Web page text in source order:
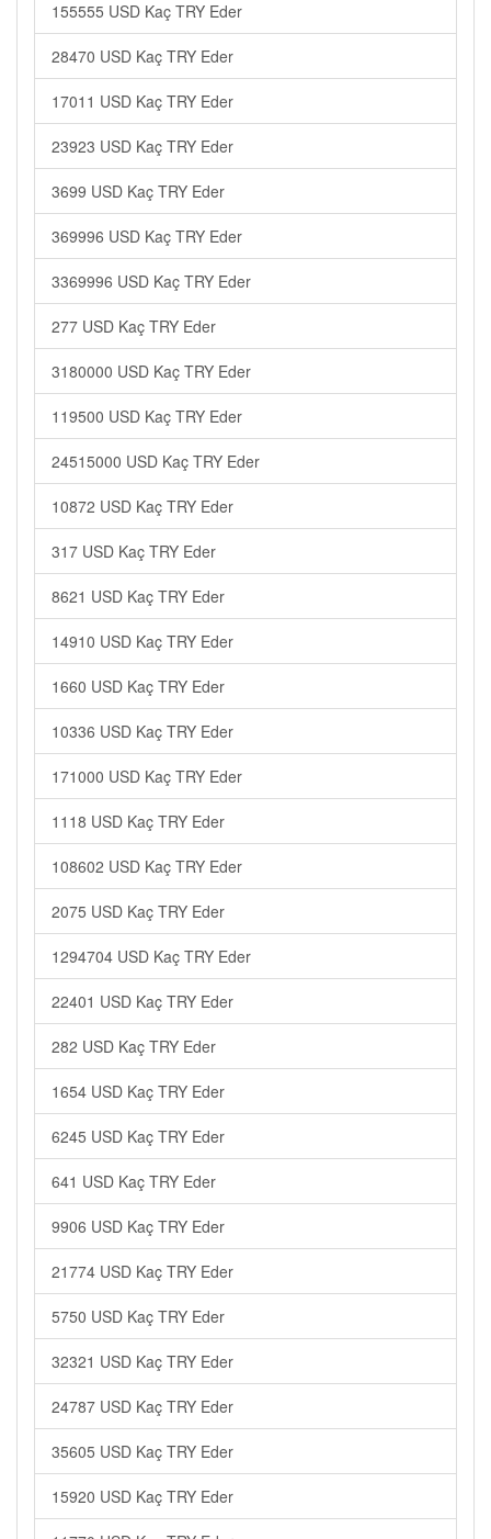
155555 USD Kaç TRY Eder
28470 USD Kaç TRY Eder
17011 USD Kaç TRY Eder
23923 USD Kaç TRY Eder
3699 USD Kaç TRY Eder
369996 USD Kaç TRY Eder
3369996 USD Kaç TRY Eder
277 USD Kaç TRY Eder
3180000 USD Kaç TRY Eder
119500 USD Kaç TRY Eder
24515000 USD Kaç TRY Eder
10872 USD Kaç TRY Eder
317 USD Kaç TRY Eder
8621 USD Kaç TRY Eder
14910 USD Kaç TRY Eder
1660 USD Kaç TRY Eder
10336 USD Kaç TRY Eder
171000 USD Kaç TRY Eder
1118 USD Kaç TRY Eder
108602 USD Kaç TRY Eder
2075 USD Kaç TRY Eder
1294704 USD Kaç TRY Eder
22401 USD Kaç TRY Eder
282 USD Kaç TRY Eder
1654 USD Kaç TRY Eder
6245 USD Kaç TRY Eder
641 USD Kaç TRY Eder
9906 USD Kaç TRY Eder
21774 USD Kaç TRY Eder
5750 USD Kaç TRY Eder
32321 USD Kaç TRY Eder
24787 USD Kaç TRY Eder
35605 USD Kaç TRY Eder
15920 USD Kaç TRY Eder